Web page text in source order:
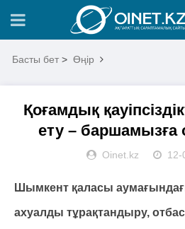
Басты бет > Өңір
Қоғамдық
ету – баршамызға
Oinet.kz 12-
Шымкент қаласы
ахуалды тұрақтандыру,